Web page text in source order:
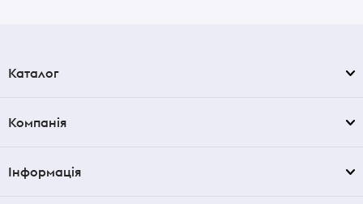
Каталог
Компанія
Інформація